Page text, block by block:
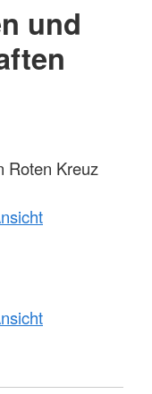
und
Roten Kreuz